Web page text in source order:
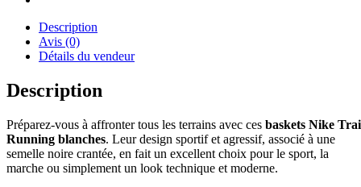
Description
Avis (0)
Détails du vendeur
Description
Préparez-vous à affronter tous les terrains avec ces baskets Nike
Running blanches. Leur design sportif et agressif, associé à une
semelle noire crantée, en fait un excellent choix pour le sport, la
marche ou simplement un look technique et moderne.